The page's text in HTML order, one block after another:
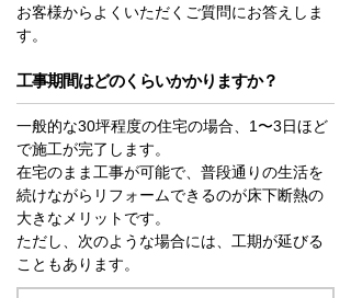
お客様からよくいただくご質問にお答えしま
す。
工事期間はどのくらいかかりますか？
一般的な30坪程度の住宅の場合、1〜3日ほど
で施工が完了します。
在宅のまま工事が可能で、普段通りの生活を
続けながらリフォームできるのが床下断熱の
大きなメリットです。
ただし、次のような場合には、工期が延びる
こともあります。